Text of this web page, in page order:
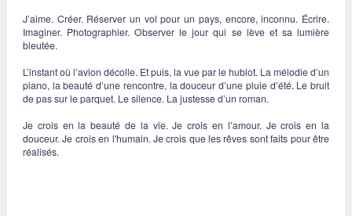
J’aime. Créer. Réserver un vol pour un pays, encore, inconnu. Écrire.
Imaginer. Photographier. Observer le jour qui se lève et sa lumière
bleutée.
L’instant où l’avion décolle. Et puis, la vue par le hublot. La mélodie d’un
piano, la beauté d’une rencontre, la douceur d’une pluie d’été. Le bruit
de pas sur le parquet. Le silence. La justesse d’un roman.
Je crois en la beauté de la vie. Je crois en l’amour. Je crois en la
douceur. Je crois en l'humain. Je crois que les rêves sont faits pour être
réalisés.